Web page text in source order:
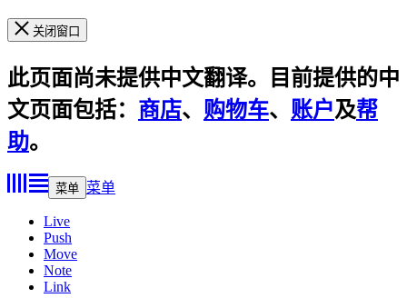
关闭窗口
此页面尚未提供中文翻译。目前提供的中
文页面包括： 商店、 购物车、 账户及帮
助。
菜单 菜单
Live
Push
Move
Note
Link